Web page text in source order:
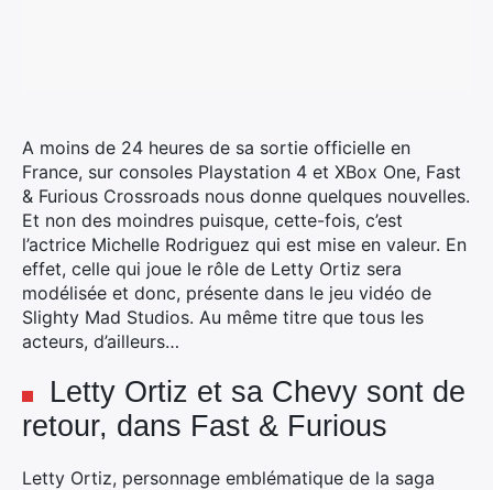
A moins de 24 heures de sa sortie officielle en
France, sur consoles Playstation 4 et XBox One, Fast
& Furious Crossroads nous donne quelques nouvelles.
Et non des moindres puisque, cette-fois, c’est
l’actrice Michelle Rodriguez qui est mise en valeur. En
effet, celle qui joue le rôle de Letty Ortiz sera
modélisée et donc, présente dans le jeu vidéo de
Slighty Mad Studios. Au même titre que tous les
acteurs, d’ailleurs…
Letty Ortiz et sa Chevy sont de
retour, dans Fast & Furious
Letty Ortiz, personnage emblématique de la saga